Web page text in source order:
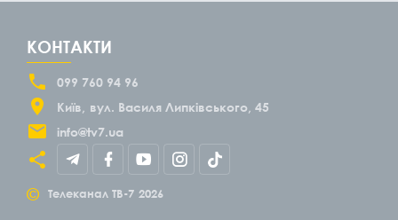
КОНТАКТИ
099 760 94 96
Київ
вул. Василя Липківського, 45
info@tv7.ua
© Телеканал ТВ-7 2026